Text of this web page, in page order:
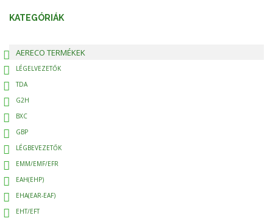
KATEGÓRIÁK
AERECO TERMÉKEK
LÉGELVEZETŐK
TDA
G2H
BXC
GBP
LÉGBEVEZETŐK
EMM/EMF/EFR
EAH(EHP)
EHA(EAR-EAF)
EHT/EFT